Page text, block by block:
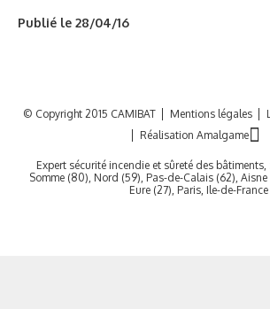
Publié le 28/04/16
© Copyright 2015 CAMIBAT Mentions légales
Réalisation Amalgame
Expert sécurité incendie et sûreté des
Somme (80), Nord (59), Pas-de-Calais (62),
Eure (27), Paris, Ile-de-France